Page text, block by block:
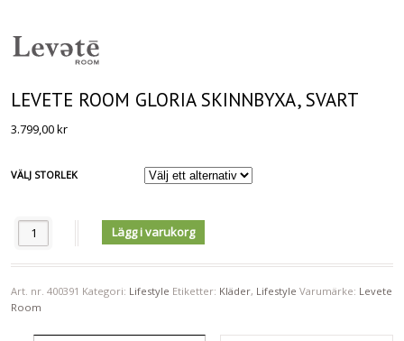
LEVETE ROOM GLORIA SKINNBYXA, SVART
3.799,00kr
VÄLJ STORLEK
Antal Lägg i varukorg
Art. nr.400391 Kategori: Lifestyle Etiketter: Kläder, Lifestyle Varumärke: Levete
Room